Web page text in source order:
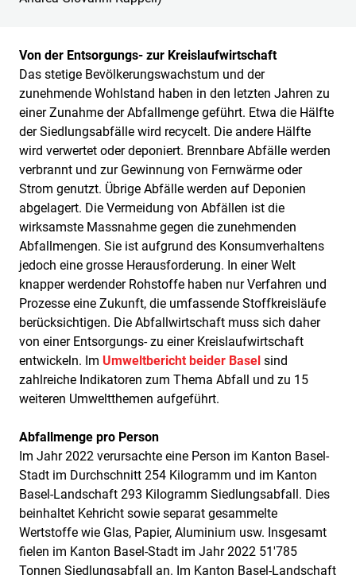
Von der Entsorgungs- zur Kreislaufwirtschaft
Das stetige Bevölkerungswachstum und der
zunehmende Wohlstand haben in den letzten Jahren zu
einer Zunahme der Abfallmenge geführt. Etwa die Hälfte
der Siedlungsabfälle wird recycelt. Die andere Hälfte
wird verwertet oder deponiert. Brennbare Abfälle werden
verbrannt und zur Gewinnung von Fernwärme oder
Strom genutzt. Übrige Abfälle werden auf Deponien
abgelagert. Die Vermeidung von Abfällen ist die
wirksamste Massnahme gegen die zunehmenden
Abfallmengen. Sie ist aufgrund des Konsumverhaltens
jedoch eine grosse Herausforderung. In einer Welt
knapper werdender Rohstoffe haben nur Verfahren und
Prozesse eine Zukunft, die umfassende Stoffkreisläufe
berücksichtigen. Die Abfallwirtschaft muss sich daher
von einer Entsorgungs- zu einer Kreislaufwirtschaft
entwickeln. Im Umweltbericht beider Basel sind
zahlreiche Indikatoren zum Thema Abfall und zu 15
weiteren Umweltthemen aufgeführt.
Abfallmenge pro Person
Im Jahr 2022 verursachte eine Person im Kanton Basel-
Stadt im Durchschnitt 254 Kilogramm und im Kanton
Basel-Landschaft 293 Kilogramm Siedlungsabfall. Dies
beinhaltet Kehricht sowie separat gesammelte
Wertstoffe wie Glas, Papier, Aluminium usw. Insgesamt
fielen im Kanton Basel-Stadt im Jahr 2022 51'785
Tonnen Siedlungsabfall an. Im Kanton Basel-Landschaft